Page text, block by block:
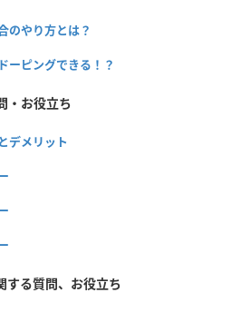
のやり方とは？
ーピングできる！？
・お役立ち
デメリット
する質問、お役立ち